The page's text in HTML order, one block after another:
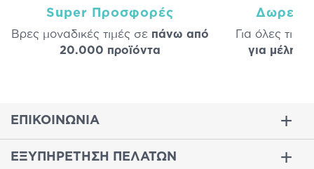
Super Προσφορές
Βρες μοναδικές τιμές σε πάνω από
20.000 προϊόντα
Δωρεάν
Για όλες τις
για μέλη
ΕΠΙΚΟΙΝΩΝΙΑ
ΕΞΥΠΗΡΕΤΗΣΗ ΠΕΛΑΤΩΝ